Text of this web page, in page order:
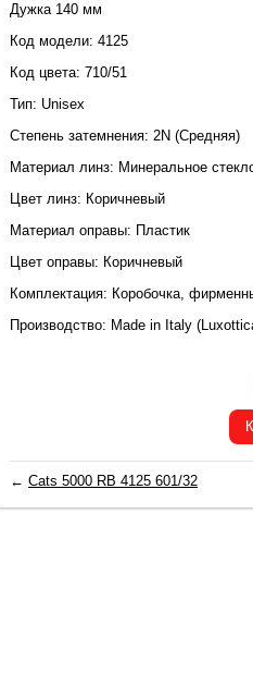
Дужка 140 мм
Код модели: 4125
Код цвета: 710/51
Тип: Unisex
Степень затемнения: 2N (Средняя)
Материал линз: Минеральное
Цвет линз: Коричневый
Материал оправы: Пластик
Цвет оправы: Коричневый
Комплектация: Коробочка,
Производство: Made in Italy
← Cats 5000 RB 4125 601/32